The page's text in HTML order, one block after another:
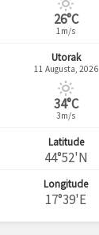
26°C
1m/s
Utorak
11 Augusta, 2026
34°C
3m/s
Latitude
44°52'N
Longitude
17°39'E